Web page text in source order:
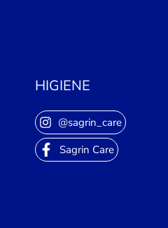
HIGIENE
@sagrin_care
Sagrin Care